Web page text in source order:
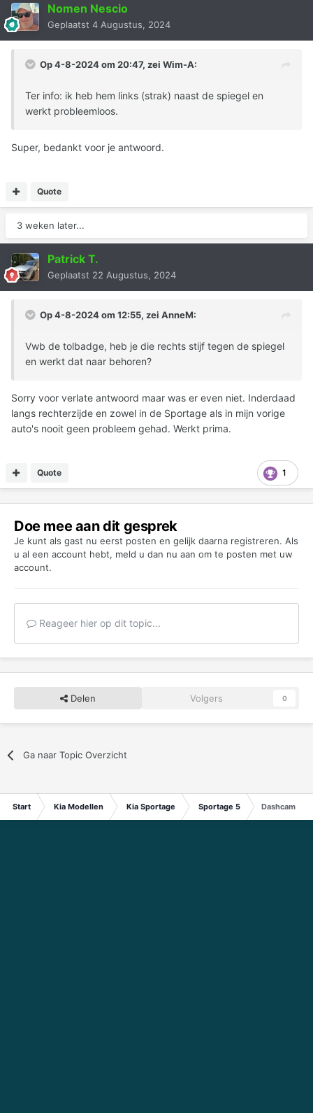
Nomen Nescio
Geplaatst 4 Augustus, 2024
Op 4-8-2024 om 20:47, zei Wim-A:
Ter info: ik heb hem links (strak) naast de spiegel en
werkt probleemloos.
Super, bedankt voor je antwoord.
Quote
3 weken later...
Patrick T.
Geplaatst 22 Augustus, 2024
Op 4-8-2024 om 12:55, zei AnneM:
Vwb de tolbadge, heb je die rechts stijf tegen de spiegel
en werkt dat naar behoren?
Sorry voor verlate antwoord maar was er even niet. Inderdaad
langs rechterzijde en zowel in de Sportage als in mijn vorige
auto's nooit geen probleem gehad. Werkt prima.
1
Quote
Doe mee aan dit gesprek
Je kunt als gast nu eerst posten en gelijk daarna registreren. Als
u al een account hebt, meld u dan nu aan om te posten met uw
account.
Reageer hier op dit topic...
Delen Volgers 0
Ga naar Topic Overzicht
Start Kia Modellen Kia Sportage Sportage 5 Dashcam